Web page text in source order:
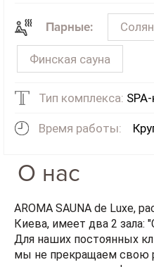
Парные:
Финская сауна
Тип комплекса:
Время работы:
О нас
AROMA SAUNA de Luxe,
Киева, имеет два 2 зала:
Для наших постоянных
мы не прекращаем свою